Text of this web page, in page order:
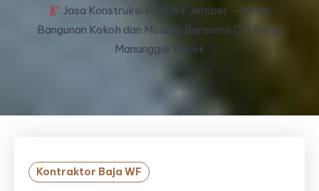
Jasa Konstruksi Baja WF Jember — Solusi
Bangunan Kokoh dan Modern Bersama CV. Karya
Manunggal Teknik
Kontraktor Baja WF